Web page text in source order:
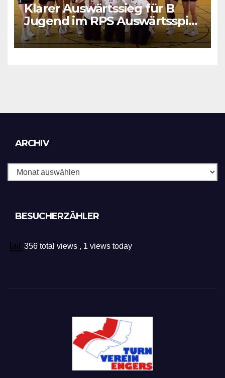
Klarer Auswärtssieg für B
Jugend im RPS Auswärtsspiel
in Luxenburg
ARCHIV
BESUCHERZÄHLER
356 total views , 1 views today